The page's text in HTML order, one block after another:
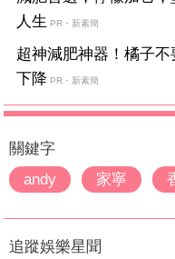
人生 PR・新素簡
超神減肥神器！橘子
下降 PR・新素簡
關鍵字
andy
家寧
追蹤娛樂星聞